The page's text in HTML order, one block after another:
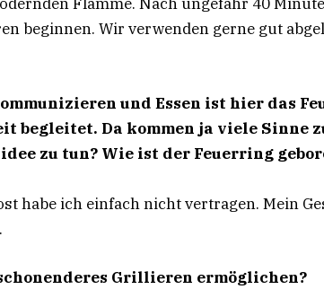
beginnen. Wir verwenden gerne gut
und Essen ist hier das
begleitet. Da kommen ja viele Sinne
zu tun? Wie ist der Feuerring
habe ich einfach nicht vertragen. Mein
Grillieren ermöglichen?